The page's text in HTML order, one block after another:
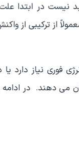
نیست در ابتدا
از ترکیبی از
فوری نیاز دارد
می دهند. در